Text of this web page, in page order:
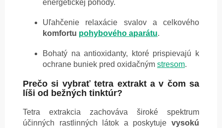
energetickej pohody.
Uľahčenie relaxácie svalov a celkového
komfortu pohybového aparátu.
Bohatý na antioxidanty, ktoré prispievajú k
ochrane buniek pred oxidačným stresom.
Prečo si vybrať tetra extrakt a v čom sa
líši od bežných tinktúr?
Tetra extrakcia zachováva široké spektrum
účinných rastlinných látok a poskytuje vysokú